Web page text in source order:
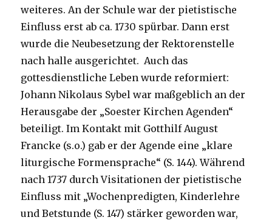
weiteres. An der Schule war der pietistische
Einfluss erst ab ca. 1730 spürbar. Dann erst
wurde die Neubesetzung der Rektorenstelle
nach halle ausgerichtet. Auch das
gottesdienstliche Leben wurde reformiert:
Johann Nikolaus Sybel war maßgeblich an der
Herausgabe der „Soester Kirchen Agenden“
beteiligt. Im Kontakt mit Gotthilf August
Francke (s.o.) gab er der Agende eine „klare
liturgische Formensprache“ (S. 144). Während
nach 1737 durch Visitationen der pietistische
Einfluss mit „Wochenpredigten, Kinderlehre
und Betstunde (S. 147) stärker geworden war,